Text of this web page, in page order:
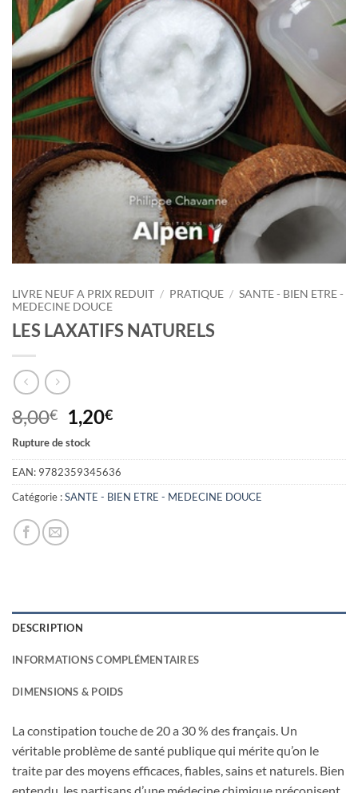
LIVRE NEUF A PRIX REDUIT / PRATIQUE / SANTE - BIEN ETRE -
MEDECINE DOUCE
LES LAXATIFS NATURELS
8,00€
Le
prix
initial
était :
8,00€.
1,20€Le
actuel
est :
1,20€.
Rupture de stock
EAN: 9782359345636
Catégorie :SANTE - BIEN ETRE - MEDECINE DOUCE
DESCRIPTION
INFORMATIONS COMPLÉMENTAIRES
DIMENSIONS & POIDS
La constipation touche de 20 a 30 % des français. Un
véritable problème de santé publique qui mérite qu’on le
traite par des moyens efficaces, fiables, sains et naturels. Bien